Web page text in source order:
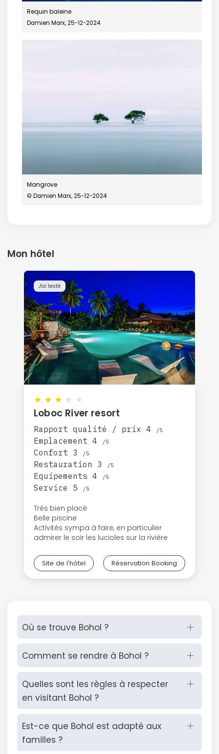
Requin baleine
Damien Marx, 25-12-2024
Mangrove
© Damien Marx, 25-12-2024
Mon hôtel
J'ai testé
★ ★ ★ ★ ★
Loboc River resort
Rapport qualité / prix 4 /5
Emplacement 4 /5
Confort 3 /5
Restauration 3 /5
Equipements 4 /5
Service 5 /5
Très bien placé
Belle piscine
Activités sympa à faire, en particulier
admirer le soir les lucioles sur la rivière
Site de l'hôtel Réservation Booking
Où se trouve Bohol ?
Comment se rendre à Bohol ?
Quelles sont les règles à respecter
en visitant Bohol ?
Est-ce que Bohol est adapté aux
familles ?